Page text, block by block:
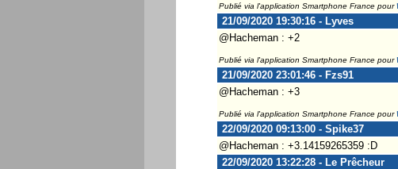
Publié via l'application Smartphone France pour
21/09/2020 19:30:16 - Lyves
@Hacheman : +2
Publié via l'application Smartphone France pour
21/09/2020 23:01:46 - Fzs91
@Hacheman : +3
Publié via l'application Smartphone France pour
22/09/2020 09:13:00 - Spike37
@Hacheman : +3.14159265359 :D
22/09/2020 13:22:28 - Le Prêcheur